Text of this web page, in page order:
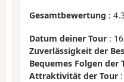
Gesamtbewertung :
Datum deiner Tour :
Zuverlässigkeit der
Bequemes Folgen der
Attraktivität der Tour